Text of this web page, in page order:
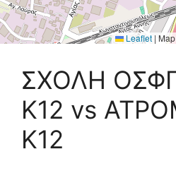
Leaflet |
ΣΧΟΛΗ
Κ12 vs
K12